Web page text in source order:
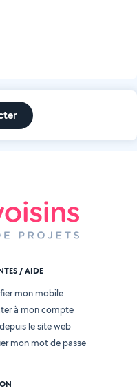
/ AIDE
mon mobile
à mon compte
le site web
mon mot de passe